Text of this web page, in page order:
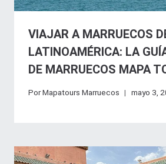
VIAJAR A MARRUECOS
LATINOAMÉRICA: LA
DE MARRUECOS MAPA
PorMapatours Marruecos mayo 3,